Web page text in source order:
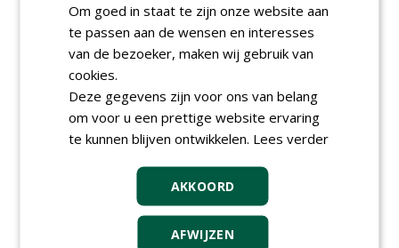
Chauffeur
landbouwmachines bij DSV
06-08-2026, Ven-Zelderheide
DSV zaden Nederland B.V.
06-08-2026, Ven-Zelderheide
Groeiplaats specialist bij
Boomtotaalzorg32-40 uur
Boominspecteur bij
Boomtotaalzorg24-40 uur
30-07-2026, Schalkwijk
Om goed in staat te zijn onze website aan
te passen aan de wensen en interesses
van de bezoeker, maken wij gebruik van
cookies.
Deze gegevens zijn voor ons van belang
om voor u een prettige website ervaring
te kunnen blijven ontwikkelen. Lees verder
AKKOORD
AFWIJZEN